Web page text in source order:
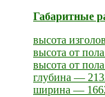
Габаритные
высота
высота от
высота от
глубина —
ширина —